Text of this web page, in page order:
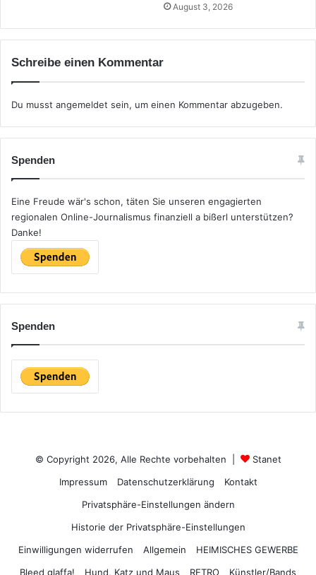
August 3, 2026
Schreibe einen Kommentar
Du musst angemeldet sein, um einen Kommentar abzugeben.
Spenden
Eine Freude wär's schon, täten Sie unseren engagierten
regionalen Online-Journalismus finanziell a bißerl unterstützen?
Danke!
Spenden
© Copyright 2026, Alle Rechte vorbehalten |
Stanet
Impressum
Datenschutzerklärung
Kontakt
Privatsphäre-Einstellungen ändern
Historie der Privatsphäre-Einstellungen
Einwilligungen widerrufen
Allgemein
HEIMISCHES GEWERBE
Bleed glaffa!
Hund, Katz und Maus RETRO Künstler/Bands